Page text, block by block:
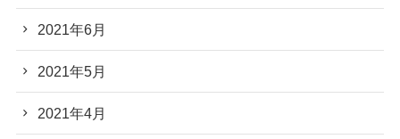
2021年6月
2021年5月
2021年4月